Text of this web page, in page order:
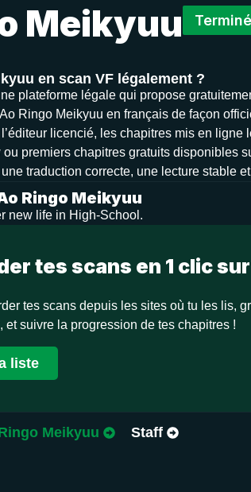
Meikyuu Terminé
en scan VF légalement ?
plateforme légale qui propose
Ringo Meikyuu en français de façon
licencié, les chapitres mis en ligne
premiers chapitres gratuits disponibles
traduction correcte, une lecture stable
Ringo Meikyuu
new life in High-School.
tes scans en 1 clic sur
tes scans depuis les sites où tu les lis,
et suivre la progression de tes chapitres !
liste
Meikyuu Staff